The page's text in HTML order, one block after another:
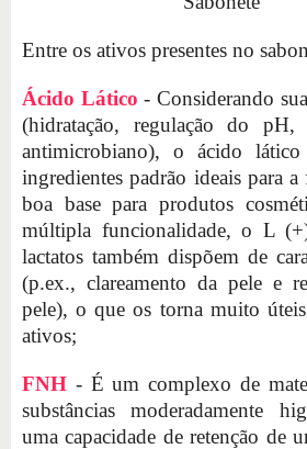
Entre os ativos presentes no
Ácido Lático - Considerando
(hidratação, regulação do pH,
antimicrobiano), o ácido
ingredientes padrão ideais para
boa base para produtos
múltipla funcionalidade, o L
lactatos também dispõem de
(p.ex., clareamento da pele e
pele), o que os torna muito
ativos;
FNH - É um complexo de
substâncias moderadamente
uma capacidade de retenção de